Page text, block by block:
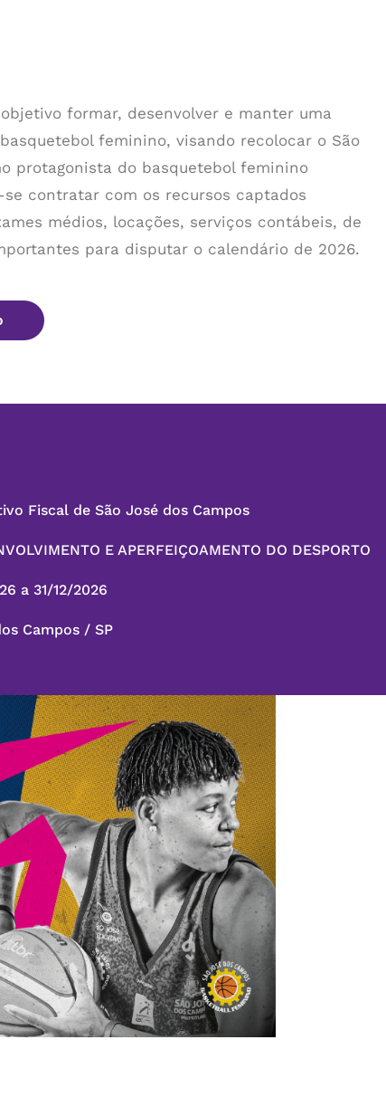
formar, desenvolver e manter uma
feminino, visando recolocar o São
protagonista do basquetebol feminino
contratar com os recursos captados
médios, locações, serviços contábeis, de
para disputar o calendário de 2026.
Fiscal de São José dos Campos
E APERFEIÇOAMENTO DO DESPORTO
a 31/12/2026
Campos / SP